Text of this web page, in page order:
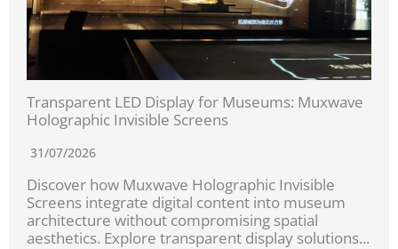
Transparent LED Display for Museums: Muxwave
Holographic Invisible Screens
31/07/2026
Discover how Muxwave Holographic Invisible
Screens integrate digital content into museum
architecture without compromising spatial
aesthetics. Explore transparent display solutions...